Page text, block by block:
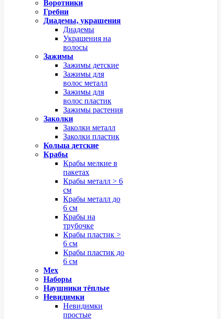
Воротники
Гребни
Диадемы, украшения
Диадемы
Украшения на
волосы
Зажимы
Зажимы детские
Зажимы для
волос металл
Зажимы для
волос пластик
Зажимы растения
Заколки
Заколки металл
Заколки пластик
Кольца детские
Крабы
Крабы мелкие в
пакетах
Крабы металл > 6
см
Крабы металл до
6 см
Крабы на
трубочке
Крабы пластик >
6 см
Крабы пластик до
6 см
Мех
Наборы
Наушники тёплые
Невидимки
Невидимки
простые